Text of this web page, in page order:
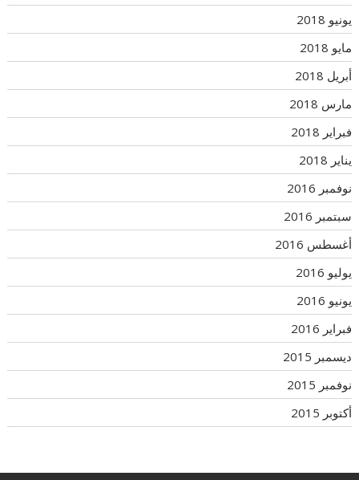
يونيو 2018
مايو 2018
أبريل 2018
مارس 2018
فبراير 2018
يناير 2018
نوفمبر 2016
سبتمبر 2016
أغسطس 2016
يوليو 2016
يونيو 2016
فبراير 2016
ديسمبر 2015
نوفمبر 2015
أكتوبر 2015